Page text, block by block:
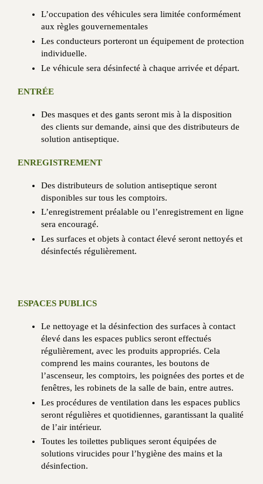
L’occupation des véhicules sera limitée conformément
aux règles gouvernementales
Les conducteurs porteront un équipement de protection
individuelle.
Le véhicule sera désinfecté à chaque arrivée et départ.
ENTRÉE
Des masques et des gants seront mis à la disposition
des clients sur demande, ainsi que des distributeurs de
solution antiseptique.
ENREGISTREMENT
Des distributeurs de solution antiseptique seront
disponibles sur tous les comptoirs.
L’enregistrement préalable ou l’enregistrement en ligne
sera encouragé.
Les surfaces et objets à contact élevé seront nettoyés et
désinfectés régulièrement.
ESPACES PUBLICS
Le nettoyage et la désinfection des surfaces à contact
élevé dans les espaces publics seront effectués
régulièrement, avec les produits appropriés. Cela
comprend les mains courantes, les boutons de
l’ascenseur, les comptoirs, les poignées des portes et de
fenêtres, les robinets de la salle de bain, entre autres.
Les procédures de ventilation dans les espaces publics
seront régulières et quotidiennes, garantissant la qualité
de l’air intérieur.
Toutes les toilettes publiques seront équipées de
solutions virucides pour l’hygiène des mains et la
désinfection.